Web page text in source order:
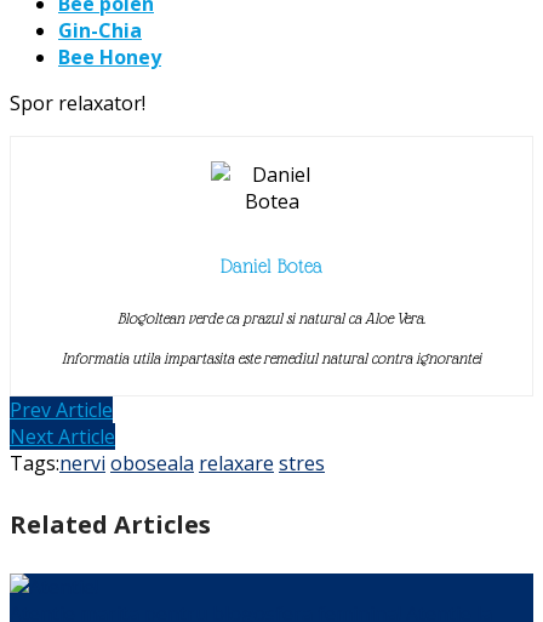
Gin-Chia
Bee Honey
Spor relaxator!
Daniel Botea
Blogoltean verde ca prazul si natural ca Aloe Vera.
Informatia utila impartasita este remediul natural contra ignorantei
Prev Article
Next Article
Tags:nervi oboseala relaxare stres
Related Articles